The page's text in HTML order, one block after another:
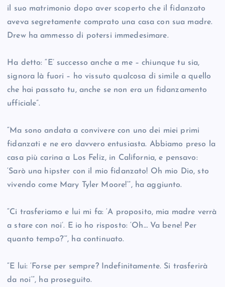
il suo matrimonio dopo aver scoperto che il fidanzato
aveva segretamente comprato una casa con sua madre.
Drew ha ammesso di potersi immedesimare.
Ha detto: “E’ successo anche a me – chiunque tu sia,
signora là fuori – ho vissuto qualcosa di simile a quello
che hai passato tu, anche se non era un fidanzamento
ufficiale”.
“Ma sono andata a convivere con uno dei miei primi
fidanzati e ne ero davvero entusiasta. Abbiamo preso la
casa più carina a Los Feliz, in California, e pensavo:
‘Sarò una hipster con il mio fidanzato! Oh mio Dio, sto
vivendo come Mary Tyler Moore!’”, ha aggiunto.
“Ci trasferiamo e lui mi fa: ‘A proposito, mia madre verrà
a stare con noi’. E io ho risposto: ‘Oh… Va bene! Per
quanto tempo?’”, ha continuato.
“E lui: ‘Forse per sempre? Indefinitamente. Si trasferirà
da noi’”, ha proseguito.